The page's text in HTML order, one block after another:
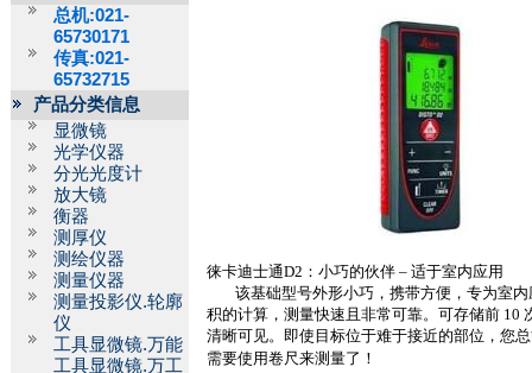
总机:021-
65730171
传真:021-
65732715
产品分类信息
显微镜
光学仪器
分光光度计
放大镜
衡器
测厚仪
测绘仪器
测量仪器
测量投影仪.轮廓
仪
工具显微镜.万能
工具显微镜.万工
徕卡迪士通D2 ：小巧的伙伴 –适于室内应用
该基础型号外形小巧，携带方便，专为室
积的计算，测量快速且非常可靠。可存储前 10
清晰可见。即使目标位于难于接近的部位，您
需要使用卷尺来测量了！